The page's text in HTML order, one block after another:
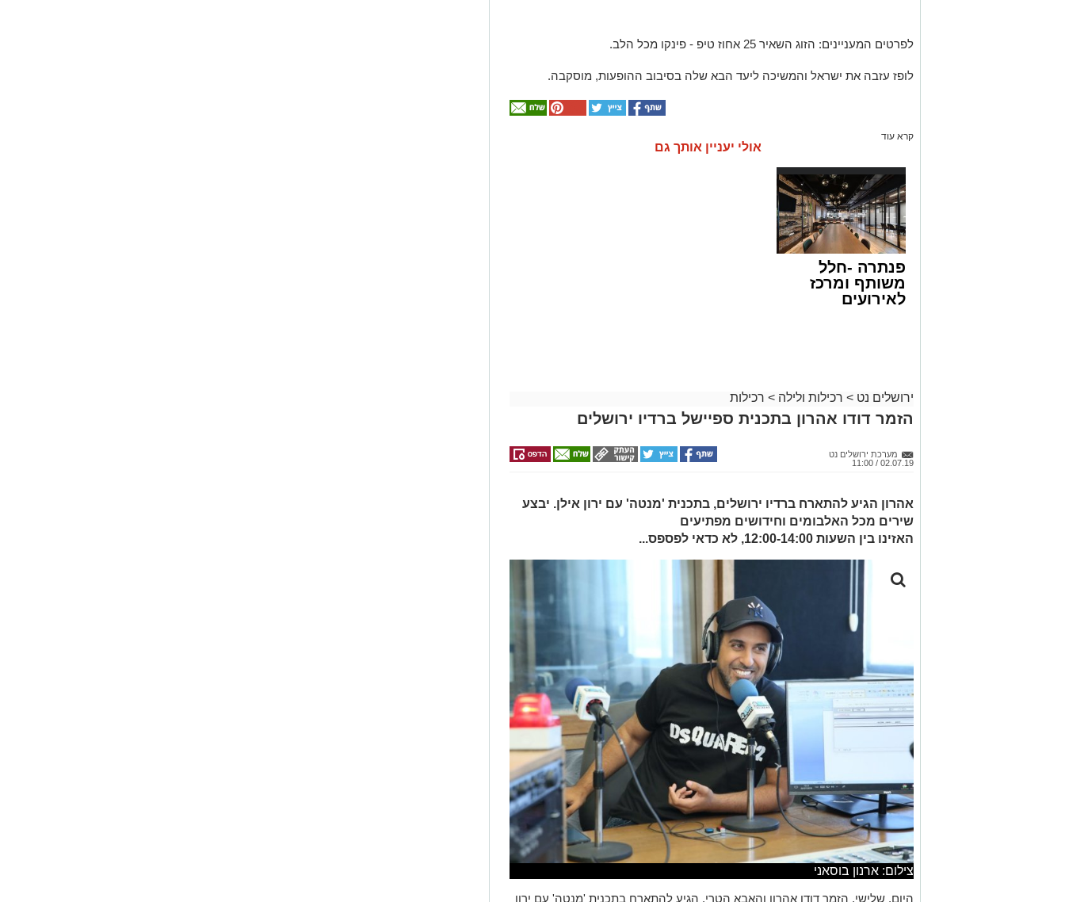
לפרטים המעניינים: הזוג השאיר 25 אחוז טיפ - פינקו מכל הלב.
לופז עזבה את ישראל והמשיכה ליעד הבא שלה בסיבוב ההופעות, מוסקבה.
קרא עוד
אולי יעניין אותך גם
פנתרה -חלל
משותף ומרכז
לאירועים
ירושלים נט > רכילות ולילה > רכילות
הזמר דודו אהרון בתכנית ספיישל ברדיו ירושלים
מערכת ירושלים נט
02.07.19 / 11:00
אהרון הגיע להתארח ברדיו ירושלים, בתכנית 'מנטה' עם ירון אילן. יבצע
שירים מכל האלבומים וחידושים מפתיעים
האזינו בין השעות 12:00-14:00, לא כדאי לפספס...
צילום: ארנון בוסאני
היום, שלישי, הזמר דודו אהרון והאבא הטרי, הגיע להתארח בתכנית 'מנטה' עם ירון